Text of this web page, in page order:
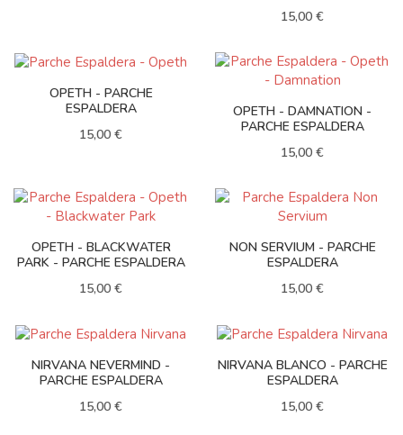
15,00 €
OPETH - PARCHE
ESPALDERA
15,00 €
OPETH - DAMNATION -
PARCHE ESPALDERA
15,00 €
OPETH - BLACKWATER
PARK - PARCHE ESPALDERA
15,00 €
NON SERVIUM - PARCHE
ESPALDERA
15,00 €
NIRVANA NEVERMIND -
PARCHE ESPALDERA
15,00 €
NIRVANA BLANCO - PARCHE
ESPALDERA
15,00 €